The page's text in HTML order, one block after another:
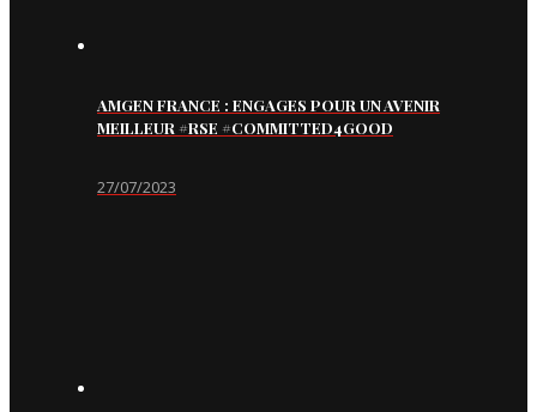
AMGEN FRANCE : ENGAGES POUR UN AVENIR
MEILLEUR #RSE #COMMITTED4GOOD
27/07/2023